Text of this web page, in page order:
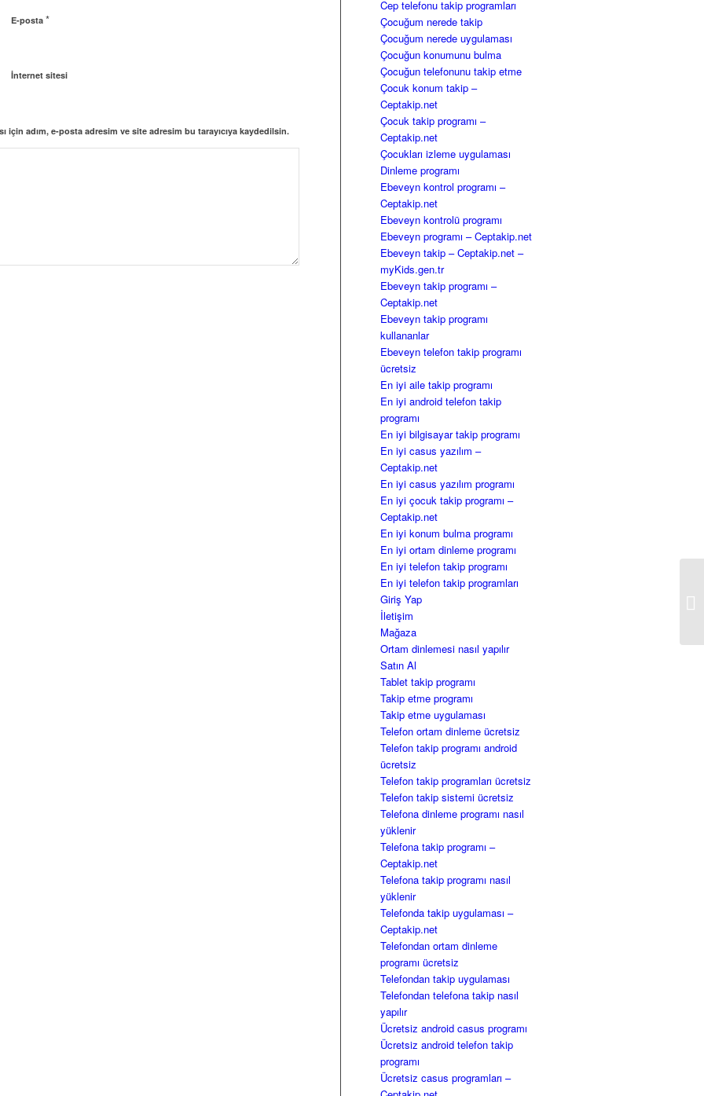
E-posta *
İnternet sitesi
için adım, e-posta adresim ve site adresim bu tarayıcıya kaydedilsin.
Cep telefonu takip programları
Çocuğum nerede takip
Çocuğum nerede uygulaması
Çocuğun konumunu bulma
Çocuğun telefonunu takip etme
Çocuk konum takip –
Ceptakip.net
Çocuk takip programı –
Ceptakip.net
Çocukları izleme uygulaması
Dinleme programı
Ebeveyn kontrol programı –
Ceptakip.net
Ebeveyn kontrolü programı
Ebeveyn programı – Ceptakip.net
Ebeveyn takip – Ceptakip.net –
myKids.gen.tr
Ebeveyn takip programı –
Ceptakip.net
Ebeveyn takip programı
kullananlar
Ebeveyn telefon takip programı
ücretsiz
En iyi aile takip programı
En iyi android telefon takip
programı
En iyi bilgisayar takip programı
En iyi casus yazılım –
Ceptakip.net
En iyi casus yazılım programı
En iyi çocuk takip programı –
Ceptakip.net
En iyi konum bulma programı
En iyi ortam dinleme programı
En iyi telefon takip programı
En iyi telefon takip programları
Giriş Yap
İletişim
Mağaza
Ortam dinlemesi nasıl yapılır
Satın Al
Tablet takip programı
Takip etme programı
Takip etme uygulaması
Telefon ortam dinleme ücretsiz
Telefon takip programı android
ücretsiz
Telefon takip programları ücretsiz
Telefon takip sistemi ücretsiz
Telefona dinleme programı nasıl
yüklenir
Telefona takip programı –
Ceptakip.net
Telefona takip programı nasıl
yüklenir
Telefonda takip uygulaması –
Ceptakip.net
Telefondan ortam dinleme
programı ücretsiz
Telefondan takip uygulaması
Telefondan telefona takip nasıl
yapılır
Ücretsiz android casus programı
Ücretsiz android telefon takip
programı
Ücretsiz casus programları –